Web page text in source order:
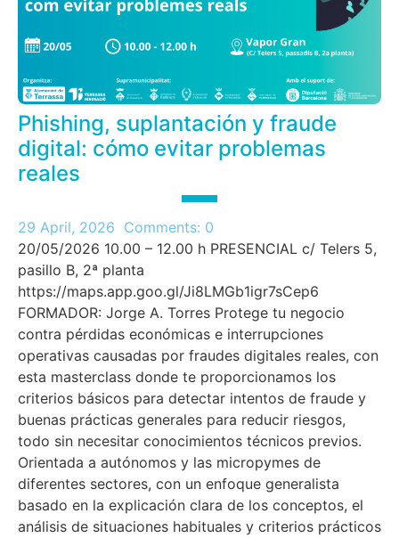
Phishing, suplantación y fraude
digital: cómo evitar problemas
reales
29 April, 2026 Comments: 0
20/05/2026 10.00 – 12.00 h PRESENCIAL c/ Telers 5,
pasillo B, 2ª planta
https://maps.app.goo.gl/Ji8LMGb1igr7sCep6
FORMADOR: Jorge A. Torres Protege tu negocio
contra pérdidas económicas e interrupciones
operativas causadas por fraudes digitales reales, con
esta masterclass donde te proporcionamos los
criterios básicos para detectar intentos de fraude y
buenas prácticas generales para reducir riesgos,
todo sin necesitar conocimientos técnicos previos.
Orientada a autónomos y las micropymes de
diferentes sectores, con un enfoque generalista
basado en la explicación clara de los conceptos, el
análisis de situaciones habituales y criterios prácticos